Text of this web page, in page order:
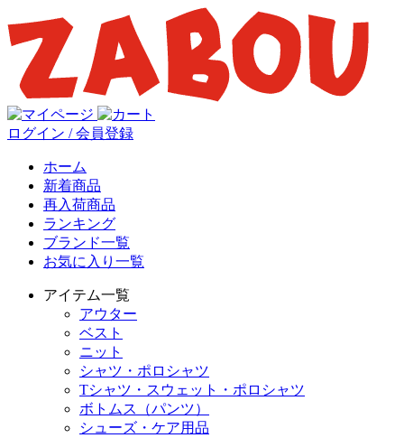
ログイン / 会員登録
ホーム
新着商品
再入荷商品
ランキング
ブランド一覧
お気に入り一覧
アイテム一覧
アウター
ベスト
ニット
シャツ・ポロシャツ
Tシャツ・スウェット・ポロシャツ
ボトムス（パンツ）
シューズ・ケア用品